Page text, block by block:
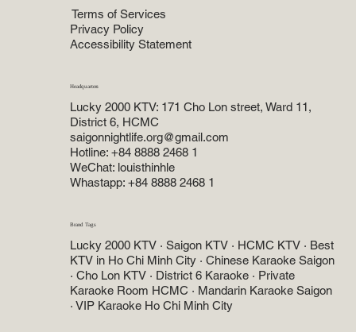
Terms of Services
Privacy Policy
Accessibility Statement
Headquarters
Lucky 2000 KTV: 171 Cho Lon street, Ward 11,
District 6, HCMC
saigonnightlife.org@gmail.com
Hotline: +84 8888 2468 1
WeChat: louisthinhle
Whastapp: +84 8888 2468 1
Brand Tags
Lucky 2000 KTV · Saigon KTV · HCMC KTV · Best
KTV in Ho Chi Minh City · Chinese Karaoke Saigon
· Cho Lon KTV · District 6 Karaoke · Private
Karaoke Room HCMC · Mandarin Karaoke Saigon
· VIP Karaoke Ho Chi Minh City